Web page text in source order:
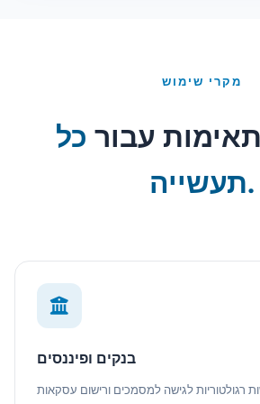
מקרי שימוש
עבור כל
תעשייה.
בנקים ופיננסים